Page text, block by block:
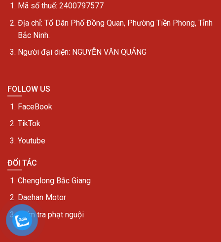
Mã số thuế: 2400797577
Địa chỉ: Tổ Dân Phố Đồng Quan, Phường Tiền Phong, Tỉnh
Bắc Ninh.
Người đại diện: NGUYỄN VĂN QUẢNG
FOLLOW US
FaceBook
TikTok
Youtube
ĐỐI TÁC
Chenglong Bắc Giang
Daehan Motor
Kiểm tra phạt nguội